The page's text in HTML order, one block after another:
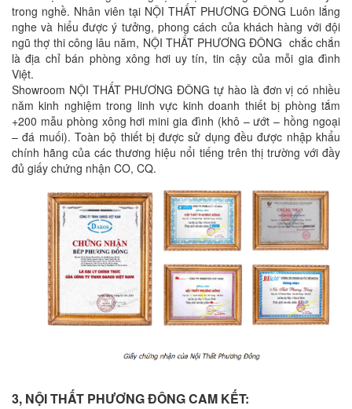
trong nghề. Nhân viên tại NỘI THẤT PHƯƠNG ĐÔNG Luôn lắng
nghe và hiểu được ý tưởng, phong cách của khách hàng với đội
ngũ thợ thi công lâu năm, NỘI THẤT PHƯƠNG ĐÔNG chắc chắn
là địa chỉ bán phòng xông hơi uy tín, tin cậy của mỗi gia đình
Việt.
Showroom NỘI THẤT PHƯƠNG ĐÔNG tự hào là đơn vị có nhiều
năm kinh nghiệm trong linh vực kinh doanh thiết bị phòng tắm
+200 mẫu phòng xông hơi mini gia đình (khô – ướt – hồng ngoại
– đá muối). Toàn bộ thiết bị được sử dụng đều được nhập khẩu
chính hãng của các thương hiệu nổi tiếng trên thị trường với đầy
đủ giấy chứng nhận CO, CQ.
3, NỘI THẤT PHƯƠNG ĐÔNG CAM KẾT: